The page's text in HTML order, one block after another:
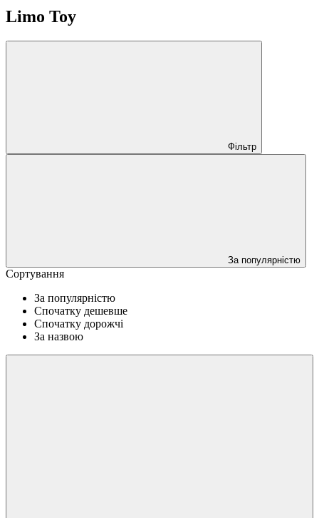
Limo Toy
Фільтр
За популярністю
Сортування
За популярністю
Спочатку дешевше
Спочатку дорожчі
За назвою